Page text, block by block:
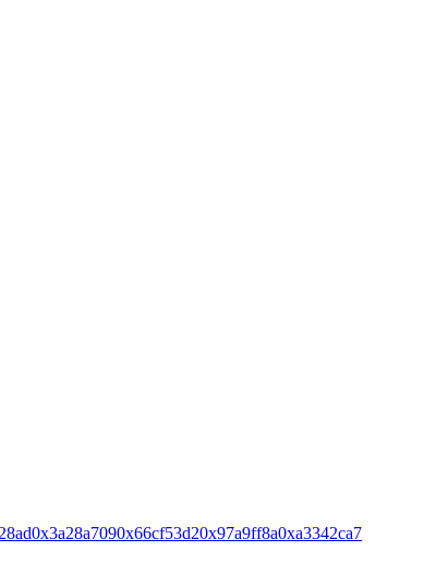
0x3a28a7090x66cf53d20x97a9ff8a0xa3342ca7